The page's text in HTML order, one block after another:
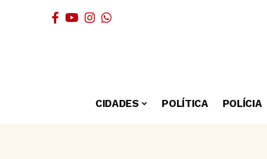
CIDADES POLÍTICA POLÍCIA